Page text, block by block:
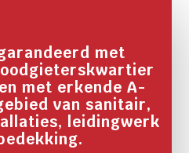
met
met erkende A-
van sanitair,
leidingwerk